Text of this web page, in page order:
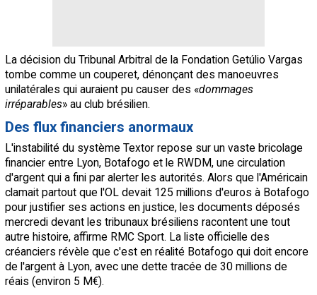
La décision du Tribunal Arbitral de la Fondation Getúlio Vargas
tombe comme un couperet, dénonçant des manoeuvres
unilatérales qui auraient pu causer des «dommages
irréparables» au club brésilien.
Des flux financiers anormaux
L'instabilité du système Textor repose sur un vaste bricolage
financier entre Lyon, Botafogo et le RWDM, une circulation
d'argent qui a fini par alerter les autorités. Alors que l'Américain
clamait partout que l'OL devait 125 millions d'euros à Botafogo
pour justifier ses actions en justice, les documents déposés
mercredi devant les tribunaux brésiliens racontent une tout
autre histoire, affirme RMC Sport. La liste officielle des
créanciers révèle que c'est en réalité Botafogo qui doit encore
de l'argent à Lyon, avec une dette tracée de 30 millions de
réais (environ 5 M€).